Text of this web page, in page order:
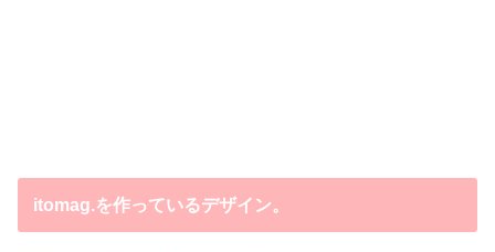
itomag.を作っているデザイン。